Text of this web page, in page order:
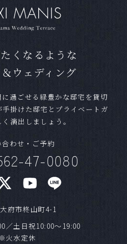
も結婚式をご実施いただけ
食事のない結婚式など、お
ですか？
気軽にご相談ください。
かかりますか？
あれば1ヶ月程度でも可能で
はありますか？
や、日柄が良い日は人気で
ご予約いただく方もいらっし
が明確な場合はお早めにご
くなるような
ウェディング
過ごせる緑豊かな邸宅を貸切
掛けた邸宅とプライベートガ
演出しましょう。
合わせ・ご予約
47-0080
府市柊山町4-1
／土日祝10:00～19:00
※火水定休